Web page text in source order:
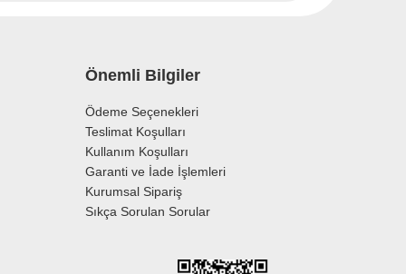
Önemli Bilgiler
Ödeme Seçenekleri
Teslimat Koşulları
Kullanım Koşulları
Garanti ve İade İşlemleri
Kurumsal Sipariş
Sıkça Sorulan Sorular